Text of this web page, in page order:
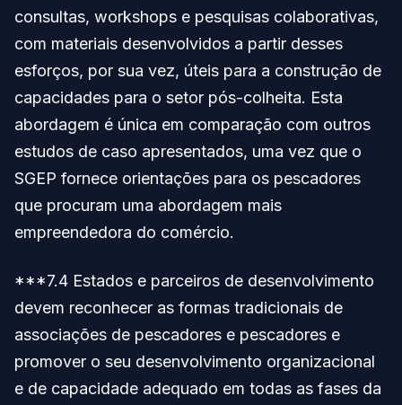
consultas, workshops e pesquisas colaborativas,
com materiais desenvolvidos a partir desses
esforços, por sua vez, úteis para a construção de
capacidades para o setor pós-colheita. Esta
abordagem é única em comparação com outros
estudos de caso apresentados, uma vez que o
SGEP fornece orientações para os pescadores
que procuram uma abordagem mais
empreendedora do comércio.
***7.4 Estados e parceiros de desenvolvimento
devem reconhecer as formas tradicionais de
associações de pescadores e pescadores e
promover o seu desenvolvimento organizacional
e de capacidade adequado em todas as fases da